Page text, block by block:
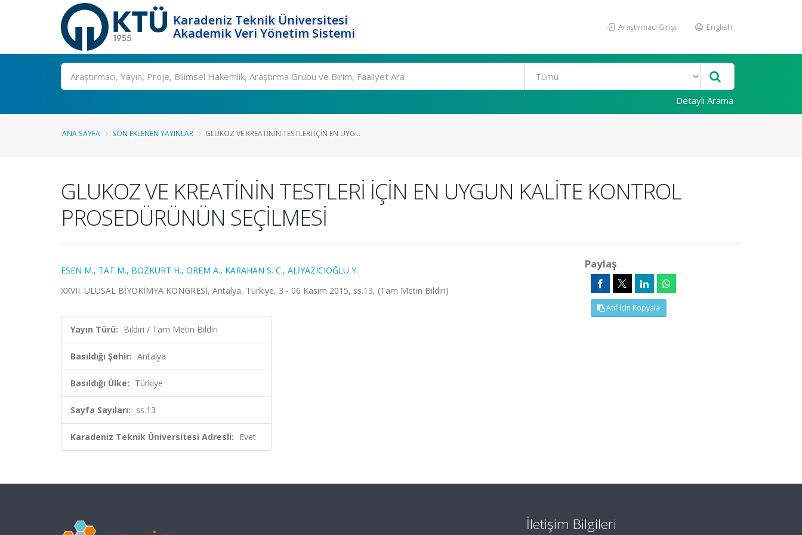
Karadeniz Teknik Üniversitesi
Akademik Veri Yönetim Sistemi
Araştırmacı Girişi English
Ara
Detaylı Arama
ANA SAYFA SON EKLENEN YAYINLAR GLUKOZ VE KREATİNİN TESTLERİ İÇİN EN UYG...
GLUKOZ VE KREATİNİN TESTLERİ İÇİN EN UYGUN KALİTE KONTROL
PROSEDÜRÜNÜN SEÇİLMESİ
ESEN M., TAT M., BOZKURT H., ÖREM A., KARAHAN S. C., ALİYAZICIOĞLU Y.
XXVII. ULUSAL BİYOKİMYA KONGRESİ, Antalya, Türkiye, 3 - 06 Kasım 2015, ss.13, (Tam Metin Bildiri)
Yayın Türü: Bildiri / Tam Metin Bildiri
Basıldığı Şehir: Antalya
Basıldığı Ülke: Türkiye
Sayfa Sayıları: ss.13
Karadeniz Teknik Üniversitesi Adresli: Evet
Paylaş
Atıf İçin Kopyala
İletişim Bilgileri